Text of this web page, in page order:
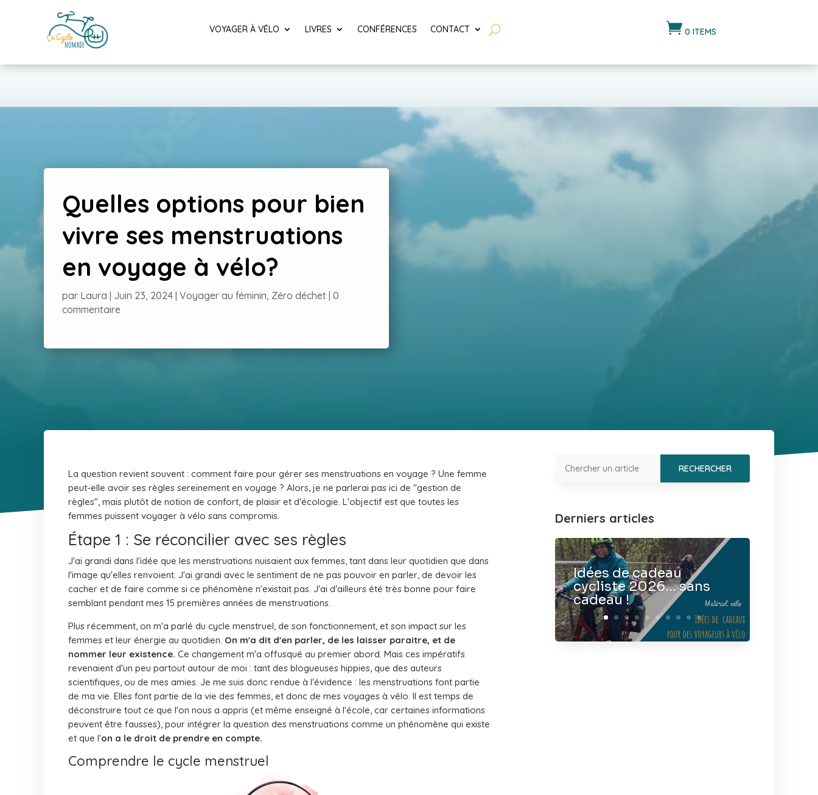
VOYAGER À VÉLO LIVRES CONFÉRENCES CONTACT  0 ITEMS
Quelles options pour bien
vivre ses menstruations
en voyage à vélo?
par Laura Juin 23, 2024 Voyager au féminin, Zéro déchet 0
commentaire
La question revient souvent : comment faire pour gérer ses menstruations en voyage ? Une femme
peut-elle avoir ses règles sereinement en voyage ? Alors, je ne parlerai pas ici de "gestion de
règles", mais plutôt de notion de confort, de plaisir et d'écologie. L'objectif est que toutes les
femmes puissent voyager à vélo sans compromis.
Étape 1 : Se réconcilier avec ses règles
J'ai grandi dans l'idée que les menstruations nuisaient aux femmes, tant dans leur quotidien que dans
l'image qu'elles renvoient. J'ai grandi avec le sentiment de ne pas pouvoir en parler, de devoir les
cacher et de faire comme si ce phénomène n'existait pas. J'ai d'ailleurs été très bonne pour faire
semblant pendant mes 15 premières années de menstruations.
Plus récemment, on m'a parlé du cycle menstruel, de son fonctionnement, et son impact sur les
femmes et leur énergie au quotidien. On m'a dit d'en parler, de les laisser paraitre, et de
nommer leur existence. Ce changement m'a offusqué au premier abord. Mais ces impératifs
revenaient d'un peu partout autour de moi : tant des blogueuses hippies, que des auteurs
scientifiques, ou de mes amies. Je me suis donc rendue à l'évidence : les menstruations font partie
de ma vie. Elles font partie de la vie des femmes, et donc de mes voyages à vélo. Il est temps de
déconstruire tout ce que l'on nous a appris (et même enseigné à l'école, car certaines informations
peuvent être fausses), pour intégrer la question des menstruations comme un phénomène qui existe
et que l'on a le droit de prendre en compte.
Comprendre le cycle menstruel
Derniers articles
Idées de cadeau
cycliste 2026… sans
cadeau !